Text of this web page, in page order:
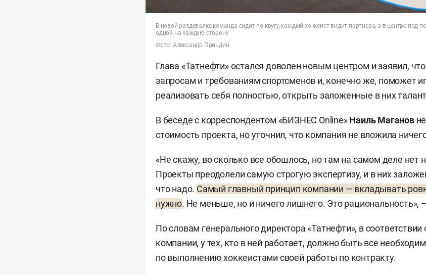
В новой раздевалке команда сидит по кругу, каждый хоккеист видит партнера, а в центре под
одной на каждую сторону
Фото: Александр Приндин
Глава «Татнефти» остался доволен новым центром и заявил,
запросам и требованиям спортсменов и, конечно же, поможет
реализовать себя полностью, открыть заложенные в них
В беседе с корреспондентом «БИЗНЕС Online»Наиль Маганов
стоимость проекта, но уточнил, что компания не вложила
«Не скажу, во сколько все обошлось, но там на самом деле нет
Проекты преодолели самую строгую экспертизу, и в них
что надо. Самый главный принцип компании — вкладывать
нужно. Не меньше, но и ничего лишнего. Это рациональность»,
По словам генерального директора «Татнефти», в соответствии
компании, у тех, кто в ней работает, должно быть все
по выполнению хоккеистами своей работы по контракту.